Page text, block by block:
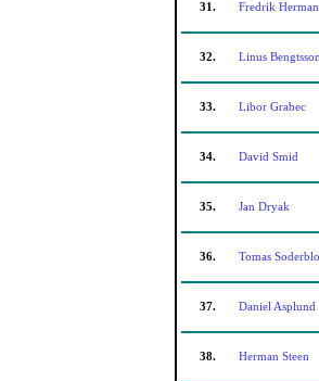
31. Fredrik
32. Linus Bengtsson
33. Libor Grabec
34. David Smid
35. Jan Dryak
36. Tomas
37. Daniel Asplund
38. Herman Steen